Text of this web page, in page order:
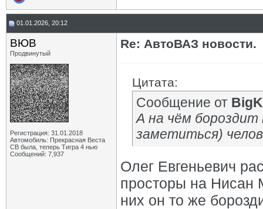
01.01.2026, 20:12
ВЮВ
Продвинутый
Регистрация: 31.01.2018
Автомобиль: Прекрасная Веста
СВ была, теперь Тигра 4 нью
Сообщений: 7,937
Re: АвтоВАЗ новости.
Цитата:
Сообщение от
А на чём
заметиться)
Олег Евгеньевич
просторы на Нисан
них он то же